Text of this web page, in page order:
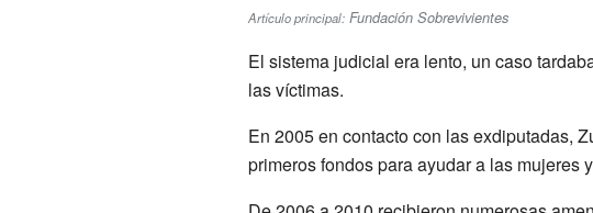
Artículo principal: Fundación Sobrevivientes
El sistema judicial era lento, un caso
las víctimas.
En 2005 en contacto con las exdiputadas,
primeros fondos para ayudar a las mujeres